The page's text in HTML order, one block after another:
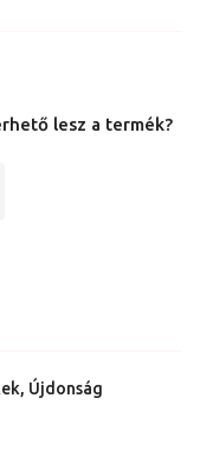
lesz a termék?
, Újdonság